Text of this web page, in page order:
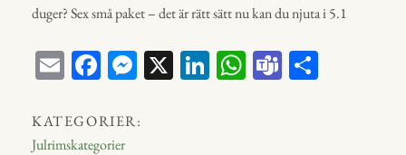
duger? Sex små paket – det är rätt sätt nu kan du njuta i 5.1
E
ail
Fa
bo
M
en
X Li W Te
KATEGORIER:
Julrimskategorier